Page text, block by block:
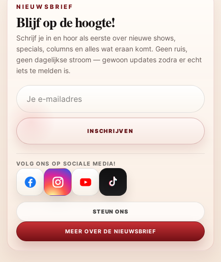
NIEUWSBRIEF
Blijf op de hoogte!
Schrijf je in en hoor als eerste over nieuwe shows,
specials, columns en alles wat eraan komt. Geen ruis,
geen dagelijkse stroom — gewoon updates zodra er echt
iets te melden is.
VOLG ONS OP SOCIALE MEDIA!
STEUN ONS
MEER OVER DE NIEUWSBRIEF